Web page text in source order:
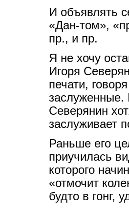
И объявлять
«Дан-том»,
пр., и пр.
Я не хочу
Игоря
печати,
заслуженные.
Северянин
заслуживает
Раньше его
приучилась
которого
«отмочит
будто в гонг,